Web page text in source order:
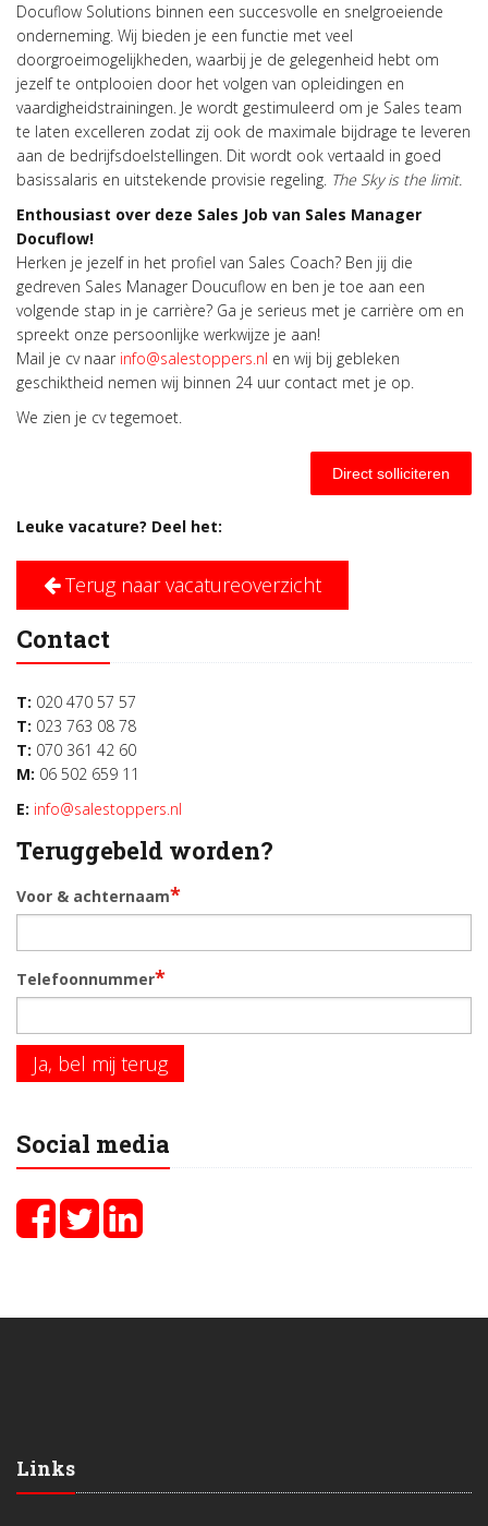
Docuflow Solutions binnen een succesvolle en snelgroeiende
onderneming. Wij bieden je een functie met veel
doorgroeimogelijkheden, waarbij je de gelegenheid hebt om
jezelf te ontplooien door het volgen van opleidingen en
vaardigheidstrainingen. Je wordt gestimuleerd om je Sales team
te laten excelleren zodat zij ook de maximale bijdrage te leveren
aan de bedrijfsdoelstellingen. Dit wordt ook vertaald in goed
basissalaris en uitstekende provisie regeling. The Sky is the limit.
Enthousiast over deze Sales Job van Sales Manager
Docuflow!
Herken je jezelf in het profiel van Sales Coach? Ben jij die
gedreven Sales Manager Doucuflow en ben je toe aan een
volgende stap in je carrière? Ga je serieus met je carrière om en
spreekt onze persoonlijke werkwijze je aan!
Mail je cv naar info@salestoppers.nl en wij bij gebleken
geschiktheid nemen wij binnen 24 uur contact met je op.
We zien je cv tegemoet.
Direct solliciteren
Leuke vacature? Deel het:
Terug naar vacatureoverzicht
Contact
T: 020 470 57 57
T: 023 763 08 78
T: 070 361 42 60
M: 06 502 659 11
E: info@salestoppers.nl
Teruggebeld worden?
Voor & achternaam*
Telefoonnummer*
Ja, bel mij terug
Social media
Links